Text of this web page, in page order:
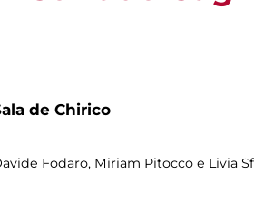
de Chirico
Fodaro, Miriam Pitocco e Livia